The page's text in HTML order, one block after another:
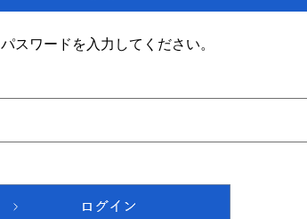
パスワードを入力してください。